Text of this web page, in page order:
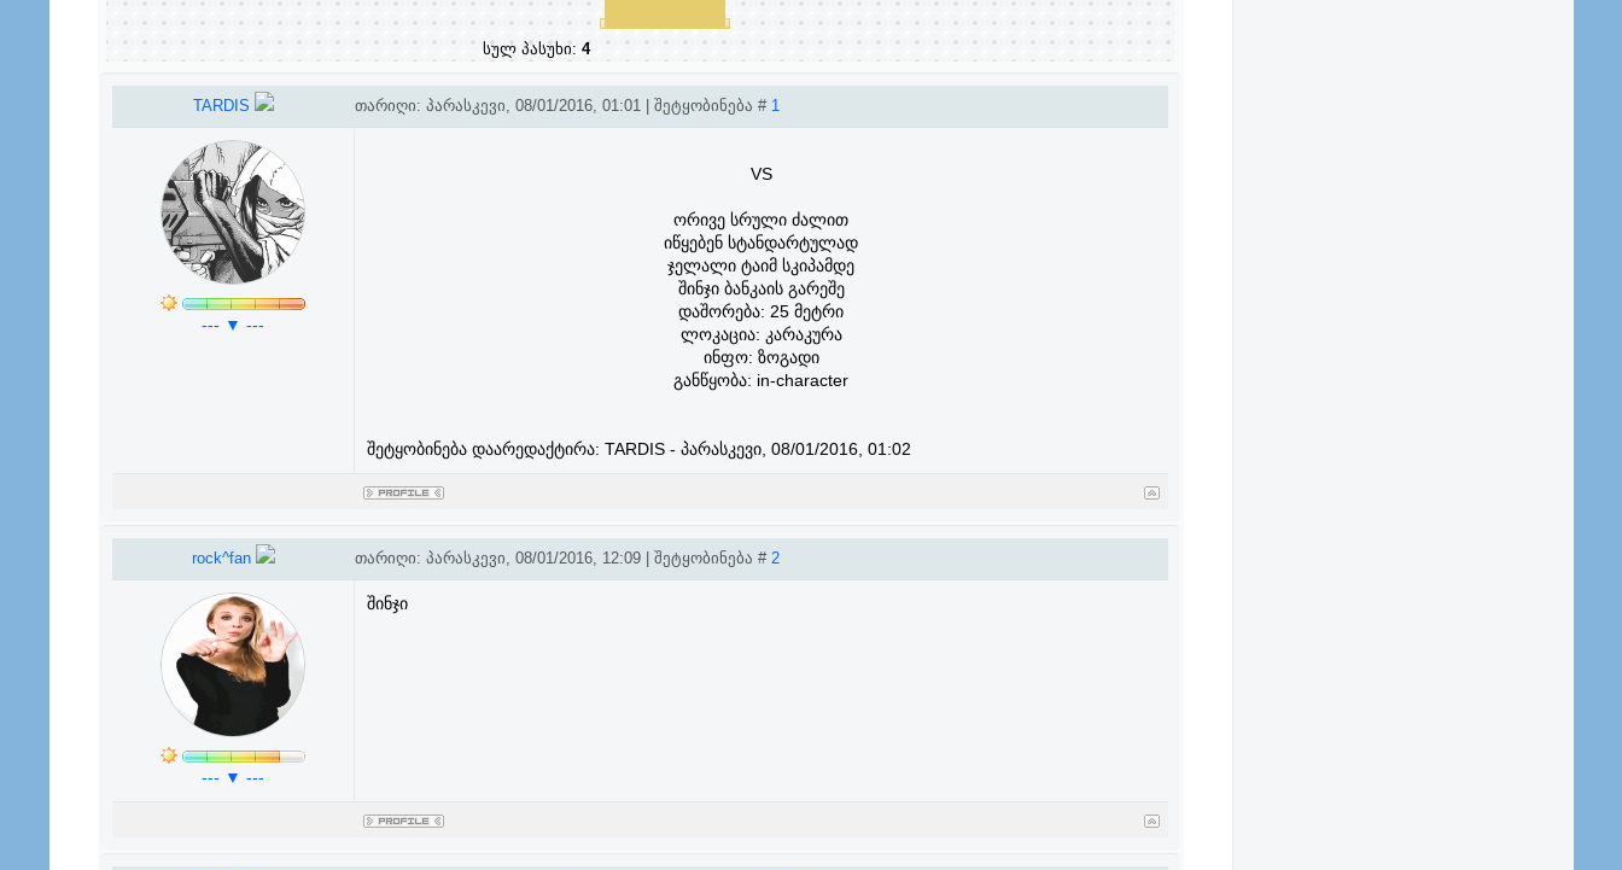
სულ პასუხი: 4
TARDIS თარიღი: პარასკევი, 08/01/2016, 01:01 | შეტყობინება # 1
--- ▼ ---
VS
ორივე სრული ძალით
იწყებენ სტანდარტულად
ჯელალი ტაიმ სკიპამდე
შინჯი ბანკაის გარეშე
დაშორება: 25 მეტრი
ლოკაცია: კარაკურა
ინფო: ზოგადი
განწყობა: in-character
შეტყობინება დაარედაქტირა: TARDIS- პარასკევი, 08/01/2016, 01:02
rock^fan თარიღი: პარასკევი, 08/01/2016, 12:09 | შეტყობინება # 2
--- ▼ ---
შინჯი